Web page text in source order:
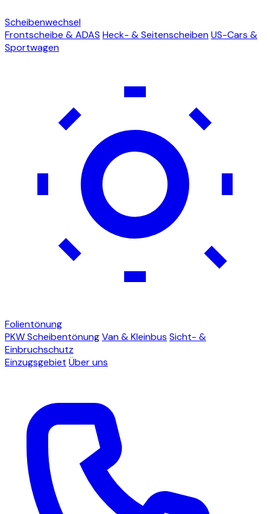
Scheibenwechsel
Frontscheibe & ADAS Heck- & SeitenscheibenUS-Cars &
Sportwagen
Folientönung
PKW ScheibentönungVan & Kleinbus Sicht- &
Einbruchschutz
Einzugsgebiet Über uns